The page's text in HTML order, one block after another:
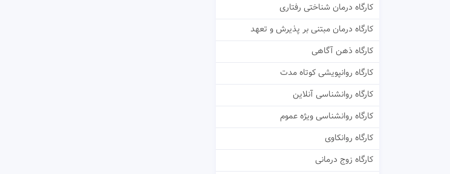
کارگاه درمان شناختی رفتاری
کارگاه درمان مبتنی بر پذیرش و تعهد
کارگاه ذهن آگاهی
کارگاه روانپویشی کوتاه مدت
کارگاه روانشناسی آنلاین
کارگاه روانشناسی ویژه عموم
کارگاه روانکاوی
کارگاه زوج درمانی